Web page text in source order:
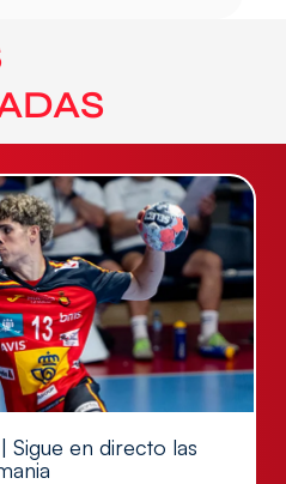
Sigue en directo las